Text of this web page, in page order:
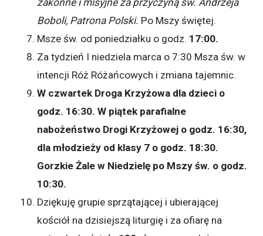
Boboli, Patrona Polski. Po Mszy świętej.
Msze św. od poniedziałku o godz. 17:00.
Za tydzień I niedziela marca o 7:30 Msza św. w
intencji Róż Różańcowych i zmiana tajemnic.
W czwartek Droga Krzyżowa dla dzieci o
godz. 16:30. W piątek parafialne
nabożeństwo Drogi Krzyżowej o godz. 16:30,
dla młodzieży od klasy 7 o godz. 18:30.
Gorzkie Żale w Niedzielę po Mszy św. o godz.
10:30.
Dziękuję grupie sprzątającej i ubierającej
kościół na dzisiejszą liturgię i za ofiarę na